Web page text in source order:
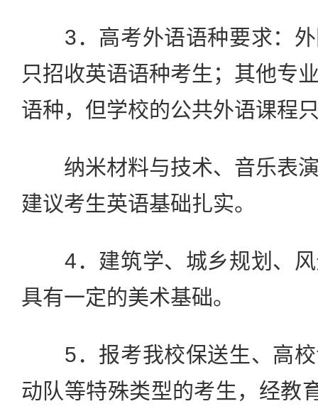
3．高考外语语种要求：外
只招收英语语种考生；其他专
语种，但学校的公共外语课程
纳米材料与技术、音乐表演
建议考生英语基础扎实。
4．建筑学、城乡规划、风
具有一定的美术基础。
5．报考我校保送生、高校
动队等特殊类型的考生，经教